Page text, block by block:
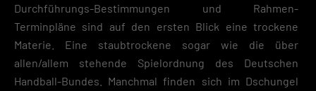
Durchführungs-Bestimmungen und Rahmen-
Terminpläne sind auf den ersten Blick eine trockene
Materie. Eine staubtrockene sogar wie die über
allen/allem stehende Spielordnung des Deutschen
Handball-Bundes. Manchmal finden sich im Dschungel